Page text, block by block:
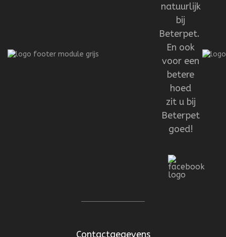
natuurlijk
bij
Beterpet.
En ook
voor een
betere
hoed
zit u bij
Beterpet
goed!
Contactgegevens